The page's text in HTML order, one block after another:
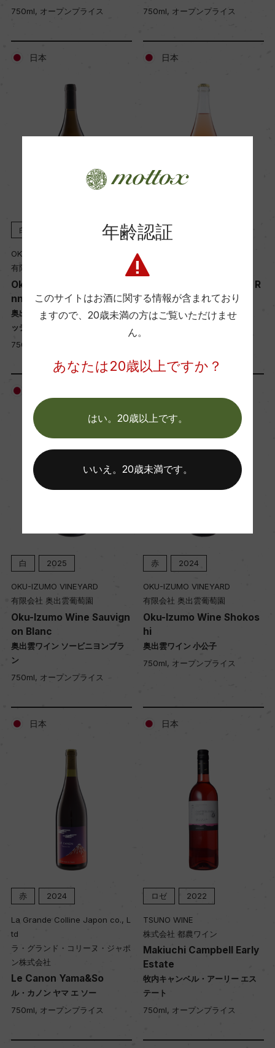
750ml, オープンプライス
750ml, オープンプライス
日本
白
OKU-IZUMO VINEYARD
有限会社 奥出雲葡萄園
Oku-Izumo Wine Chardo
nnay
奥出雲ワイン シャルドネアンウ
ッディッド
750ml, オープンプライス
日本
ロゼ
有限会社 奥出雲葡萄園
Oku-Izumo Wine Sante R
ose
奥出雲ワイン サンテローズ
白 2025
OKU-IZUMO VINEYARD
有限会社 奥出雲葡萄園
Oku-Izumo Wine Sauvign
on Blanc
奥出雲ワイン ソービニヨンブラ
ン
750ml, オープンプライス
赤 2024
OKU-IZUMO VINEYARD
有限会社 奥出雲葡萄園
Oku-Izumo Wine Shokos
hi
奥出雲ワイン 小公子
750ml, オープンプライス
日本
赤 2024
La Grande Colline Japon co., L
td
ラ・グランド・コリーヌ・ジャポ
ン株式会社
Le Canon Yama&So
ル・カノン ヤマ エ ソー
750ml, オープンプライス
日本
ロゼ 2022
TSUNO WINE
株式会社 都農ワイン
Makiuchi Campbell Early
Estate
牧内キャンベル・アーリー エス
テート
750ml, オープンプライス
年齢認証
このサイトはお酒に関する情報が含まれており
ますので、 20歳未満の方はご覧いただけませ
ん。
あなたは20歳以上ですか？
はい。20歳以上です。
いいえ。20歳未満です。